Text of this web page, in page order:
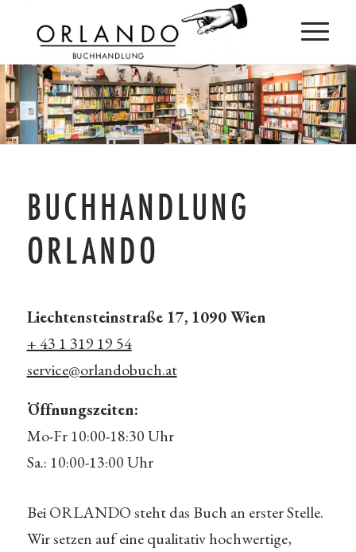
BUCHHANDLUNG
ORLANDO
Liechtensteinstraße 17, 1090 Wien
+ 43 1 319 19 54
service@orlandobuch.at
Öffnungszeiten:
Mo-Fr 10:00-18:30 Uhr
Sa.: 10:00-13:00 Uhr
Bei ORLANDO steht das Buch an erster Stelle.
Wir setzen auf eine qualitativ hochwertige,